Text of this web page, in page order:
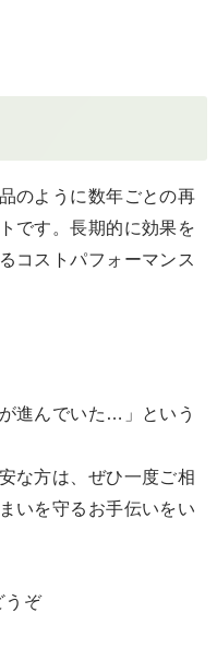
のように数年ごとの再
です。長期的に効果を
コストパフォーマンス
進んでいた…」という
な方は、ぜひ一度ご相
いを守るお手伝いをい
うぞ